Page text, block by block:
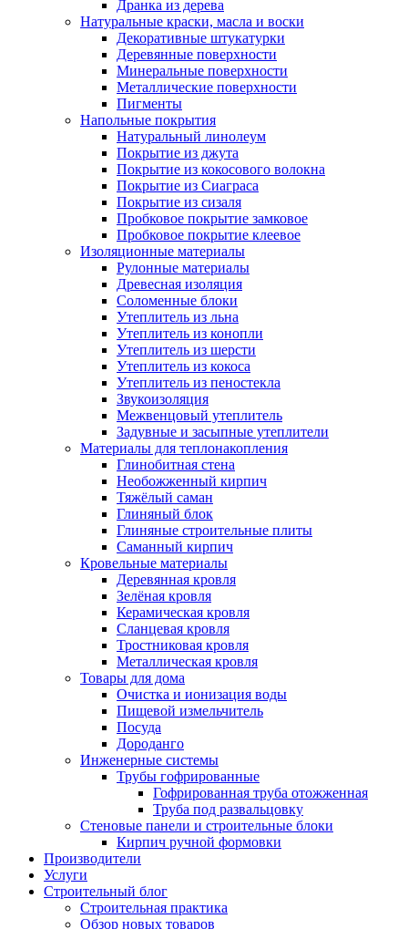
Дранка из дерева
Натуральные краски, масла и воски
Декоративные штукатурки
Деревянные поверхности
Минеральные поверхности
Металлические поверхности
Пигменты
Напольные покрытия
Натуральный линолеум
Покрытие из джута
Покрытие из кокосового волокна
Покрытие из Сиаграса
Покрытие из сизаля
Пробковое покрытие замковое
Пробковое покрытие клеевое
Изоляционные материалы
Рулонные материалы
Древесная изоляция
Соломенные блоки
Утеплитель из льна
Утеплитель из конопли
Утеплитель из шерсти
Утеплитель из кокоса
Утеплитель из пеностекла
Звукоизоляция
Межвенцовый утеплитель
Задувные и засыпные утеплители
Материалы для теплонакопления
Глинобитная стена
Необожженный кирпич
Тяжёлый саман
Глиняный блок
Глиняные строительные плиты
Саманный кирпич
Кровельные материалы
Деревянная кровля
Зелёная кровля
Керамическая кровля
Сланцевая кровля
Тростниковая кровля
Металлическая кровля
Товары для дома
Очистка и ионизация воды
Пищевой измельчитель
Посуда
Дороданго
Инженерные системы
Трубы гофрированные
Гофрированная труба отожженная
Труба под развальцовку
Стеновые панели и строительные блоки
Кирпич ручной формовки
Производители
Услуги
Строительный блог
Строительная практика
Обзор новых товаров